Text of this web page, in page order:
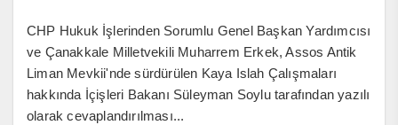
CHP Hukuk İşlerinden Sorumlu Genel Başkan Yardımcısı
ve Çanakkale Milletvekili Muharrem Erkek, Assos Antik
Liman Mevkii'nde sürdürülen Kaya Islah Çalışmaları
hakkında İçişleri Bakanı Süleyman Soylu tarafından yazılı
olarak cevaplandırılması...